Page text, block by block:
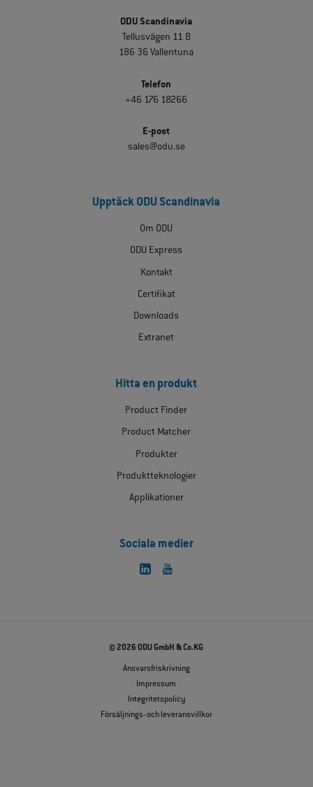
ODU Scandinavia
Tellusvägen 11 B
186 36 Vallentuna
Telefon
+46 176 18266
E-post
sales@odu.se
Upptäck ODU Scandinavia
Om ODU
ODU Express
Kontakt
Certifikat
Downloads
Extranet
Hitta en produkt
Product Finder
Product Matcher
Produkter
Produktteknologier
Applikationer
Sociala medier
© 2026 ODU GmbH & Co.KG
Ansvarsfriskrivning
Impressum
Integritetspolicy
Försäljnings- och leveransvillkor